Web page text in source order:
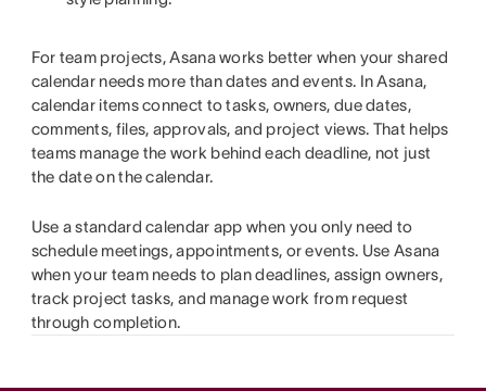
For team projects, Asana works better when your shared
calendar needs more than dates and events. In Asana,
calendar items connect to tasks, owners, due dates,
comments, files, approvals, and project views. That helps
teams manage the work behind each deadline, not just
the date on the calendar.
Use a standard calendar app when you only need to
schedule meetings, appointments, or events. Use Asana
when your team needs to plan deadlines, assign owners,
track project tasks, and manage work from request
through completion.